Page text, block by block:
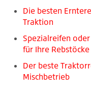
Die besten
Traktion
Spezialreifen
für Ihre Rebstöcke
Der beste
Mischbetrieb